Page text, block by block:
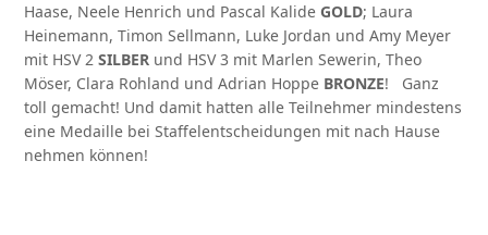
Haase, Neele Henrich und Pascal KalideGOLD; Laura
Heinemann, Timon Sellmann, Luke Jordan und Amy Meyer
mit HSV 2SILBER und HSV 3 mit Marlen Sewerin, Theo
Möser, Clara Rohland und Adrian Hoppe BRONZE! Ganz
toll gemacht! Und damit hatten alle Teilnehmer mindestens
eine Medaille bei Staffelentscheidungen mit nach Hause
nehmen können!